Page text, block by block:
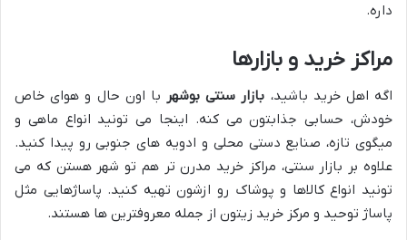
داره.
مراکز خرید و بازارها
اگه اهل خرید باشید، بازار سنتی بوشهر با اون حال و هوای خاص
خودش، حسابی جذابتون می کنه. اینجا می تونید انواع ماهی و
میگوی تازه، صنایع دستی محلی و ادویه های جنوبی رو پیدا کنید.
علاوه بر بازار سنتی، مراکز خرید مدرن تر هم تو شهر هستن که می
تونید انواع کالاها و پوشاک رو ازشون تهیه کنید. پاساژهایی مثل
پاساژ توحید و مرکز خرید زیتون از جمله معروفترین ها هستند.